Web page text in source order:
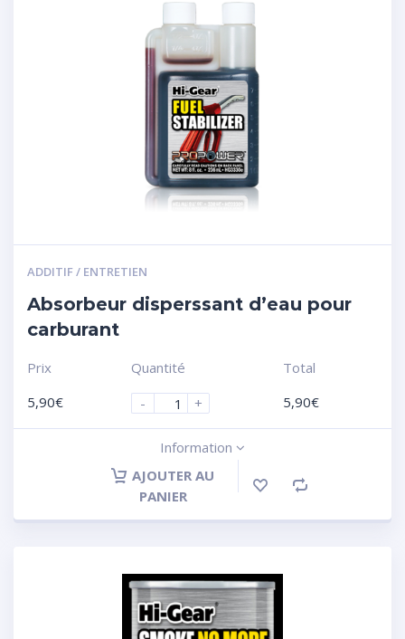
ADDITIF / ENTRETIEN
Absorbeur disperssant d’eau pour
carburant
Prix
5,90€
Quantité
-
+
Total
5,90€
Information
AJOUTER AU
PANIER